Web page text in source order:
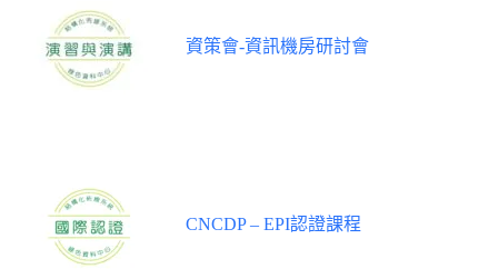
資策會-資訊機房研討會
CNCDP – EPI認證課程